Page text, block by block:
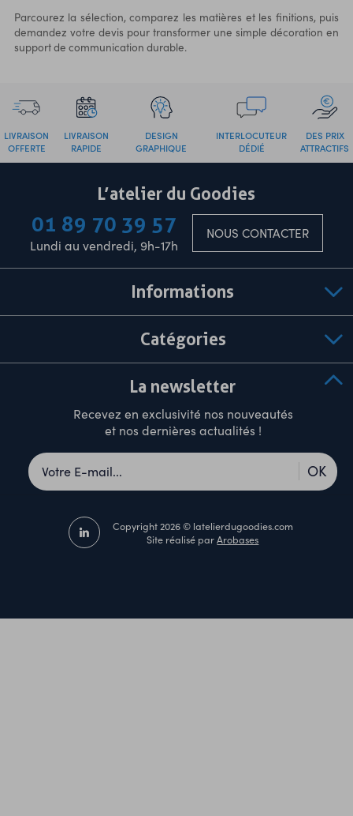
Parcourez la sélection, comparez les matières et les finitions, puis
demandez votre devis pour transformer une simple décoration en
support de communication durable.
LIVRAISON
OFFERTE
LIVRAISON
RAPIDE
DESIGN
GRAPHIQUE
INTERLOCUTEUR
DÉDIÉ
DES PRIX
ATTRACTIFS
L’atelier du Goodies
01 89 70 39 57
Lundi au vendredi, 9h-17h
NOUS CONTACTER
Informations
Catégories
La newsletter
Recevez en exclusivité nos nouveautés
et nos dernières actualités !
OK
Copyright 2026 © latelierdugoodies.com
Site réalisé parArobases